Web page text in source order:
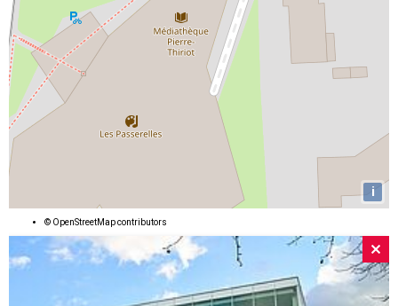
i
© OpenStreetMapcontributors